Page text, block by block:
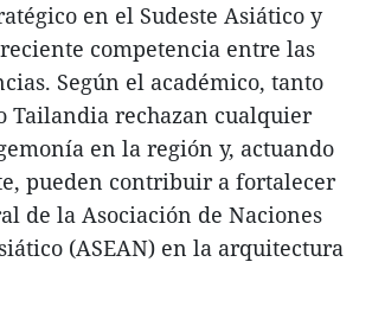
en el Sudeste Asiático y
competencia entre las
Según el académico, tanto
Tailandia rechazan cualquier
en la región y, actuando
pueden contribuir a fortalecer
de la Asociación de Naciones
(ASEAN) en la arquitectura